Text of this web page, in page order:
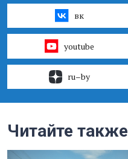
вк
youtube
ru–by
Читайте также